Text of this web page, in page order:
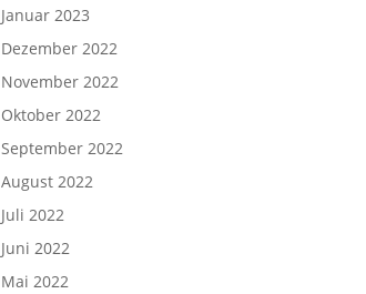
Januar 2023
Dezember 2022
November 2022
Oktober 2022
September 2022
August 2022
Juli 2022
Juni 2022
Mai 2022